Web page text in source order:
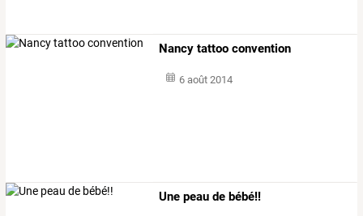
Nancy tattoo convention
6 août 2014
Une peau de bébé!!